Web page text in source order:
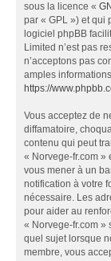
sous la licence «
par « GPL ») et qui
logiciel phpBB
Limited n’est pas
n’acceptons pas
amples
https://
Vous acceptez de
diffamatoire,
contenu qui peut
« Norvege-fr.com »
vous mener à un
notification à votre
nécessaire. Les
pour aider au
« Norvege-fr.com »
quel sujet lorsque
membre, vous